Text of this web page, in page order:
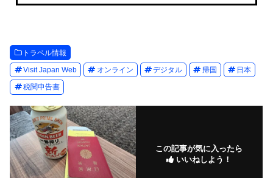
トラベル情報
Visit Japan Web オンライン デジタル 帰国 日本
税関申告書
この記事が気に入ったら
いいねしよう！